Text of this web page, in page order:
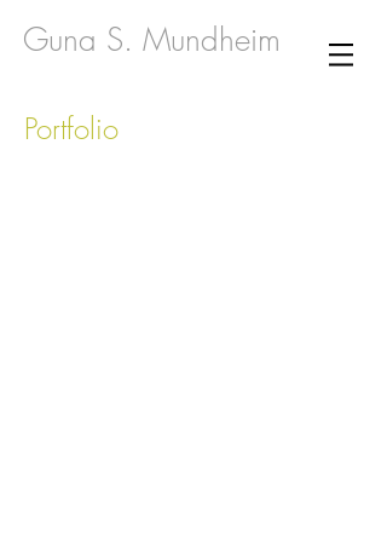
Guna S. Mundheim
Portfolio